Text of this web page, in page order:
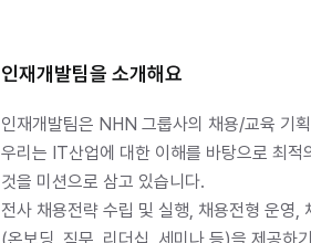
인재개발팀을 소개해요
인재개발팀은 NHN 그룹사의 채용/교육 기
우리는 IT산업에 대한 이해를 바탕으로 최
것을 미션으로 삼고 있습니다.
전사 채용전략 수립 및 실행, 채용전형 운영
(온보딩, 직무, 리더십, 세미나 등)을 제공하